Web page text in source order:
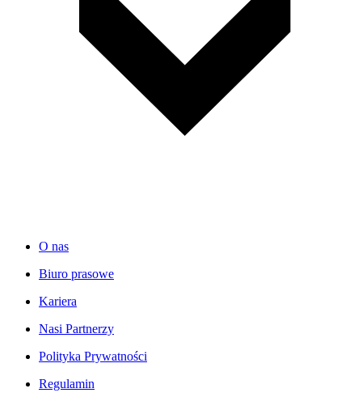
O nas
Biuro prasowe
Kariera
Nasi Partnerzy
Polityka Prywatności
Regulamin